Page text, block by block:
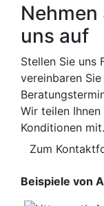
uns auf
Stellen Sie uns
vereinbaren
Wir teilen
Konditionen mit.
Zum
Beispiele von